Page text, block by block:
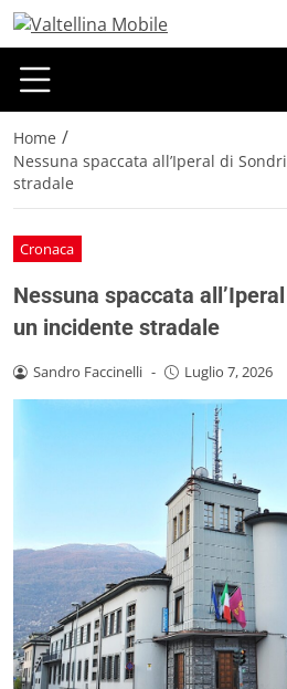
Home /
Nessuna spaccata all’Iperal di
stradale
Cronaca
Nessuna spaccata
un incidente stradale
Sandro Faccinelli - Luglio 7, 2026